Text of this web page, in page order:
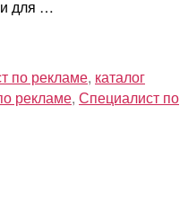
для …
по рекламе, каталог
рекламе, Специалист по